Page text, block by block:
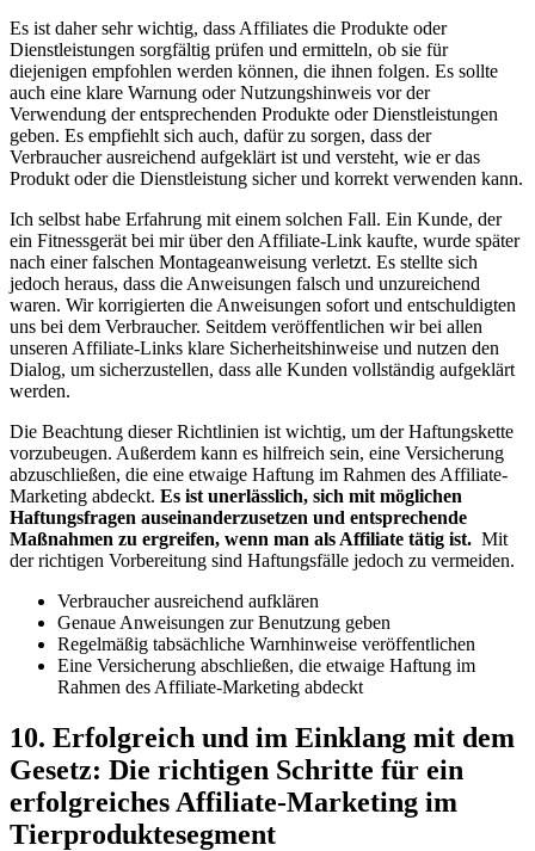
Es ist daher sehr wichtig, ⁤dass Affiliates ⁣die Produkte oder
Dienstleistungen sorgfältig ​prüfen und ermitteln, ob sie für
diejenigen empfohlen werden⁢ können, die ihnen folgen. Es‍ sollte
auch eine klare Warnung ⁤oder Nutzungshinweis vor der
Verwendung der entsprechenden Produkte⁤ oder Dienstleistungen
geben. Es empfiehlt sich auch, dafür zu sorgen, dass der
Verbraucher ausreichend aufgeklärt ist und ‌versteht, wie er das
Produkt oder die Dienstleistung ⁢sicher und korrekt verwenden kann.
Ich selbst habe Erfahrung mit einem solchen Fall. ⁢Ein Kunde, der‍
ein Fitnessgerät bei ​mir über den Affiliate-Link⁤ kaufte, wurde ⁤später
nach einer falschen Montageanweisung verletzt. Es stellte sich
jedoch heraus, dass die Anweisungen falsch und ⁢unzureichend
waren. Wir korrigierten die Anweisungen sofort und entschuldigten
uns bei dem Verbraucher. Seitdem veröffentlichen⁢ wir‍ bei allen
unseren Affiliate-Links klare Sicherheitshinweise ⁢und nutzen den
‍Dialog, um sicherzustellen, dass alle Kunden vollständig aufgeklärt
werden.
Die Beachtung​ dieser Richtlinien ist wichtig, ⁣um der‍ Haftungskette
vorzubeugen.⁣ Außerdem​ kann es hilfreich sein, eine Versicherung
abzuschließen, die⁢ eine etwaige Haftung ​im Rahmen des‍ Affiliate-
Marketing abdeckt. Es ist unerlässlich, sich mit‌ möglichen
Haftungsfragen auseinanderzusetzen und entsprechende
Maßnahmen zu ergreifen,⁢ wenn man als Affiliate ‌tätig ⁢ist. ⁢ Mit
‌der richtigen Vorbereitung ⁢sind Haftungsfälle jedoch zu vermeiden.
Verbraucher⁢ ausreichend ⁤aufklären
Genaue Anweisungen zur Benutzung geben
Regelmäßig tabsächliche Warnhinweise veröffentlichen
Eine Versicherung abschließen, die etwaige Haftung im
⁤Rahmen des⁢ Affiliate-Marketing abdeckt
10. Erfolgreich und im Einklang mit dem
Gesetz: Die richtigen Schritte für⁢ ein
erfolgreiches Affiliate-Marketing ⁣im
Tierproduktesegment